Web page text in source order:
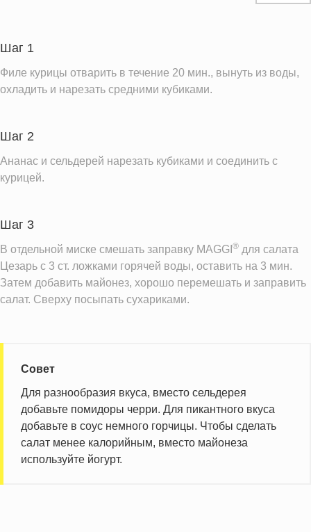
Информация для одной порции
Шаг 1
Филе курицы отварить в течение 20 мин., вынуть из воды,
охладить и нарезать средними кубиками.
Шаг 2
Ананас и сельдерей нарезать кубиками и соединить с
курицей.
Шаг 3
В отдельной миске смешать заправку MAGGI ® для салата
Цезарь с 3 ст. ложками горячей воды, оставить на 3 мин.
Затем добавить майонез, хорошо перемешать и заправить
салат. Сверху посыпать сухариками.
Совет
Для разнообразия вкуса, вместо сельдерея
добавьте помидоры черри. Для пикантного вкуса
добавьте в соус немного горчицы. Чтобы сделать
салат менее калорийным, вместо майонеза
используйте йогурт.